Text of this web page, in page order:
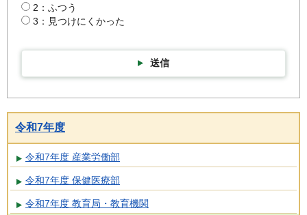
2：ふつう
3：見つけにくかった
送信
令和7年度
令和7年度 産業労働部
令和7年度 保健医療部
令和7年度 教育局・教育機関